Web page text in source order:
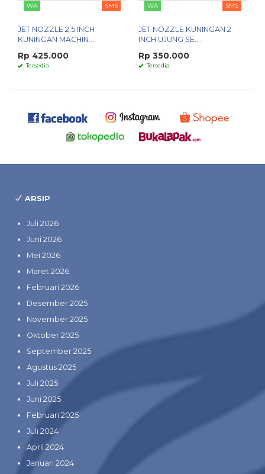
WA SMS
JET NOZZLE 2.5 INCH
KUNINGAN MACHIN....
Rp 425.000
Tersedia
WA SMS
JET NOZZLE KUNINGAN 2
INCH UJUNG SE....
Rp 350.000
Tersedia
ARSIP
Juli 2026
Juni 2026
Mei 2026
Maret 2026
Februari 2026
Desember 2025
November 2025
Oktober 2025
September 2025
Agustus 2025
Juli 2025
Juni 2025
Februari 2025
Juli 2024
April 2024
Januari 2024